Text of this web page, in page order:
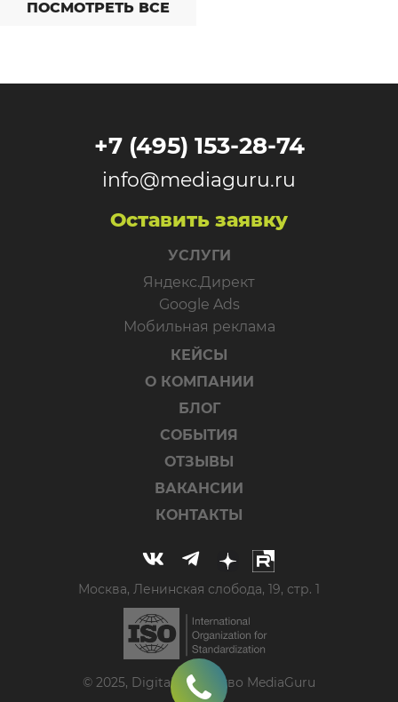
ПОСМОТРЕТЬ ВСЕ
+7 (495) 153-28-74
info@mediaguru.ru
Оставить заявку
УСЛУГИ
Яндекс.Директ
Google Ads
Мобильная реклама
КЕЙСЫ
О КОМПАНИИ
БЛОГ
СОБЫТИЯ
ОТЗЫВЫ
ВАКАНСИИ
КОНТАКТЫ
Москва, Ленинская слобода, 19, стр. 1
© 2025, Digital-агентство MediaGuru